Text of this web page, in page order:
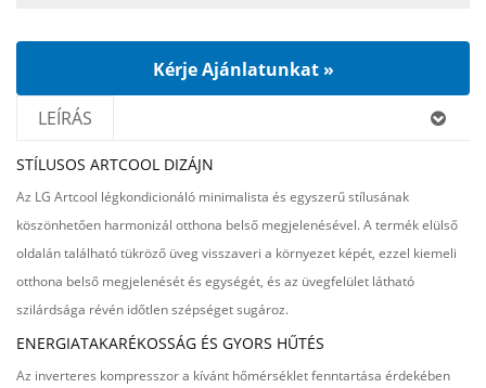
Kérje Ajánlatunkat »
LEÍRÁS
STÍLUSOS ARTCOOL DIZÁJN
Az LG Artcool légkondicionáló minimalista és egyszerű stílusának
köszönhetően harmonizál otthona belső megjelenésével. A termék elülső
oldalán található tükröző üveg visszaveri a környezet képét, ezzel kiemeli
otthona belső megjelenését és egységét, és az üvegfelület látható
szilárdsága révén időtlen szépséget sugároz.
ENERGIATAKARÉKOSSÁG ÉS GYORS HŰTÉS
Az inverteres kompresszor a kívánt hőmérséklet fenntartása érdekében